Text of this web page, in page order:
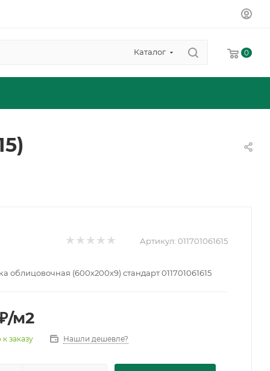
Каталог 0
Артикул: 011701061615
облицовочная (600х200х9) стандарт 011701061615
/м2
заказу Нашли дешевле?